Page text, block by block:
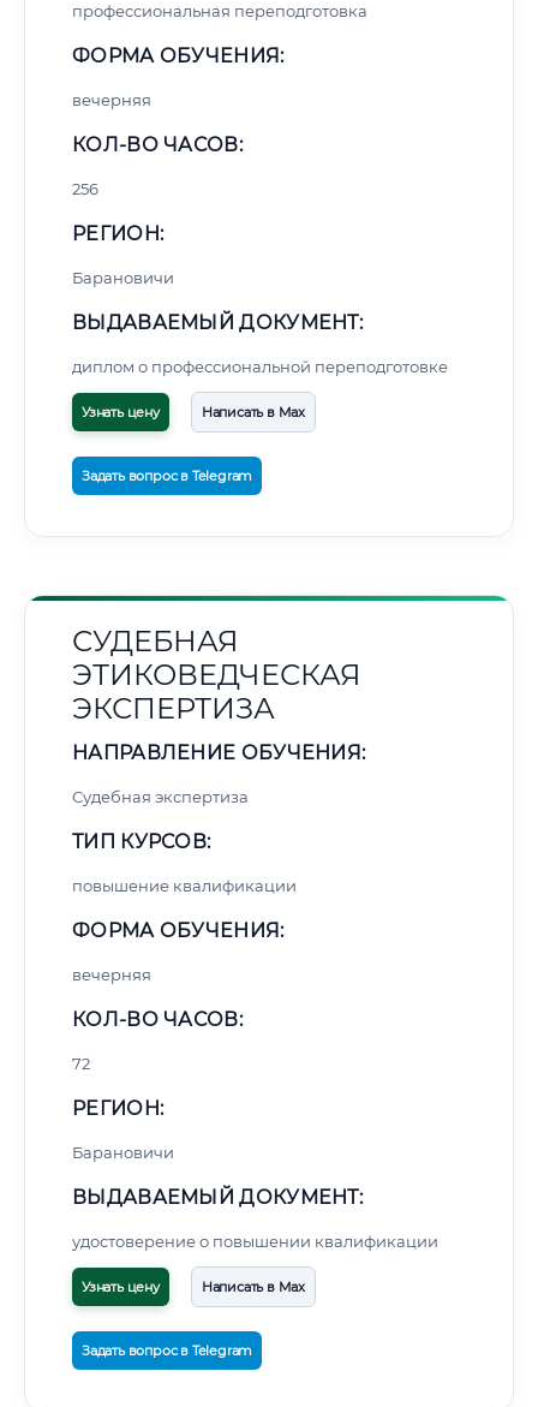
профессиональная переподготовка
ФОРМА ОБУЧЕНИЯ:
вечерняя
КОЛ-ВО ЧАСОВ:
256
РЕГИОН:
Барановичи
ВЫДАВАЕМЫЙ ДОКУМЕНТ:
диплом о профессиональной переподготовке
Узнать цену Написать в Max
Задать вопрос в Telegram
СУДЕБНАЯ
ЭТИКОВЕДЧЕСКАЯ
ЭКСПЕРТИЗА
НАПРАВЛЕНИЕ ОБУЧЕНИЯ:
Судебная экспертиза
ТИП КУРСОВ:
повышение квалификации
ФОРМА ОБУЧЕНИЯ:
вечерняя
КОЛ-ВО ЧАСОВ:
72
РЕГИОН:
Барановичи
ВЫДАВАЕМЫЙ ДОКУМЕНТ:
удостоверение о повышении квалификации
Узнать цену Написать в Max
Задать вопрос в Telegram